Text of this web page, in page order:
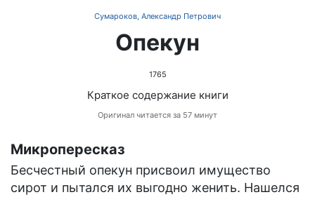
Сумароков, Александр Петрович
Опекун
1765
Краткое содержание книги
Оригинал читается за 57 минут
Микропересказ
Бесчестный опекун присвоил имущество
сирот и пытался их выгодно женить. Нашелся